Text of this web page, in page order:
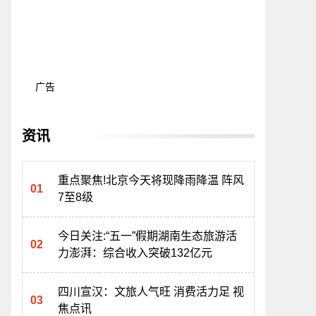
广告
资讯
重点聚焦!北京今天将现降雨降温 阵风
7至8级
今日关注:“五一”假期湖南生态旅游活
力澎湃：综合收入突破132亿元
四川宣汉：文旅人气旺 消费活力足 视
焦点讯